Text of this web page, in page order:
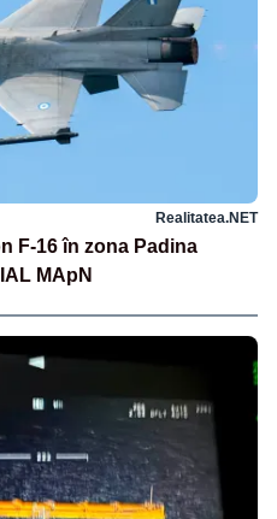
Realitatea.NET
F‑16 în zona Padina
MApN